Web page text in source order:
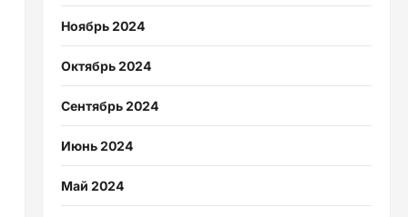
Ноябрь 2024
Октябрь 2024
Сентябрь 2024
Июнь 2024
Май 2024